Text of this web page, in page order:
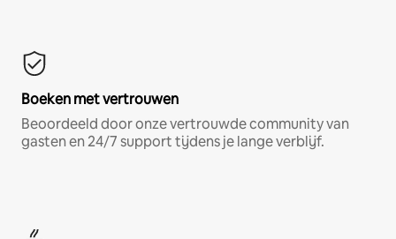
Boeken met vertrouwen
Beoordeeld door onze vertrouwde community van
gasten en 24/7 support tijdens je lange verblijf.